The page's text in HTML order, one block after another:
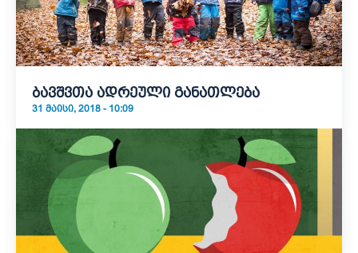
ბავშვთა ადრეული განათლება
31 ᲛᲐᲘᲡᲘ, 2018 - 10:09